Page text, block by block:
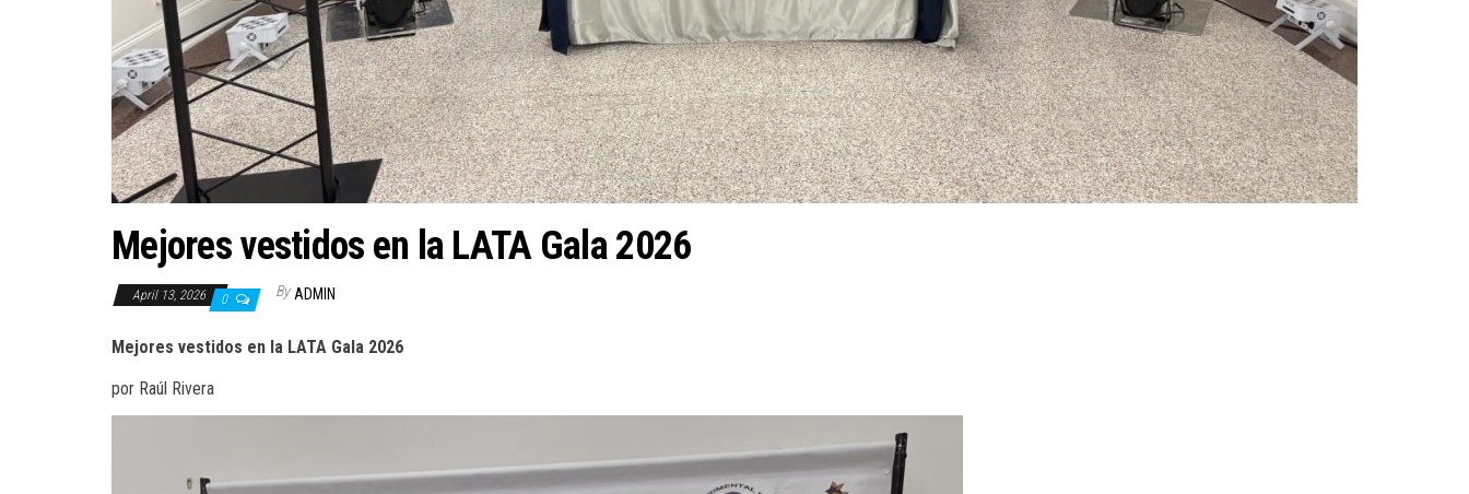
Mejores vestidos en la LATA Gala 2026
April 13, 2026 0 By ADMIN
Mejores vestidos en la LATA Gala 2026
por Raúl Rivera